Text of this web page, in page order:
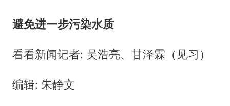
避免进一步污染水质
看看新闻记者: 吴浩亮、甘泽霖（见习）
编辑: 朱静文